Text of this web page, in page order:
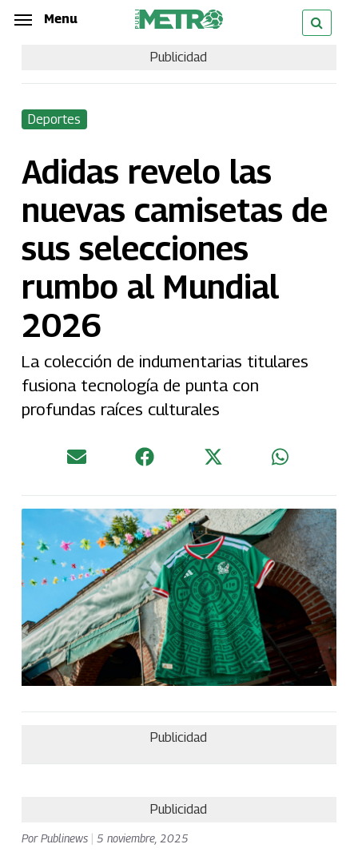
Skip
content
Menu
Publicidad
Deportes
Adidas revelo las
nuevas camisetas de
sus selecciones
rumbo al Mundial
2026
La colección de indumentarias titulares
fusiona tecnología de punta con
profundas raíces culturales
Publicidad
Publicidad
PorPublinews 5 noviembre, 2025
Menu